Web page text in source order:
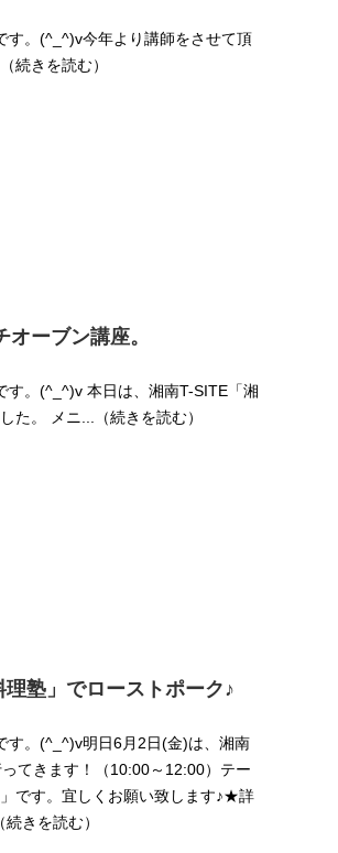
。(^_^)v今年より講師をさせて頂
続きを読む）
ーブン講座。
。(^_^)v 本日は、湘南T-SITE「湘
た。 メニ...（続きを読む）
塾」でローストポーク♪
。(^_^)v明日6月2日(金)は、湘南
てきます！（10:00～12:00）テー
です。宜しくお願い致します♪★詳
きを読む）